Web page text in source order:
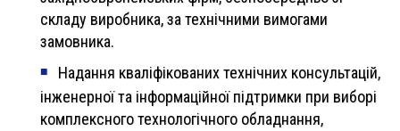
складу виробника, за технічними вимогами
замовника.
Надання кваліфікованих технічних консультацій,
інженерної та інформаційної підтримки при виборі
комплексного технологічного обладнання,